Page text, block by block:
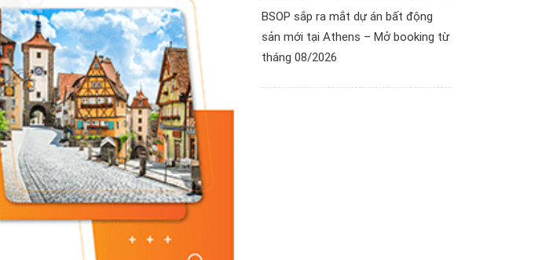
BSOP sắp ra mắt dự án bất động
sản mới tại Athens – Mở booking từ
tháng 08/2026